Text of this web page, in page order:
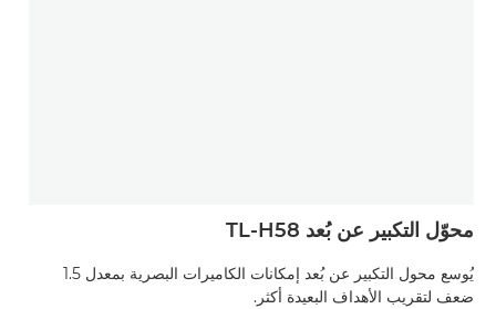
محوّل التكبير عن بُعد TL-H58
يُوسع محول التكبير عن بُعد إمكانات الكاميرات البصرية بمعدل 1.5
ضعف لتقريب الأهداف البعيدة أكثر.